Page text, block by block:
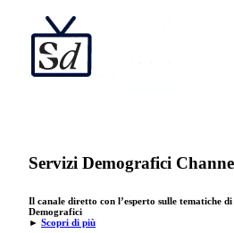
Servizi Demografici
Il canale diretto con l’esperto sulle tematiche
Demografici
► Scopri di più